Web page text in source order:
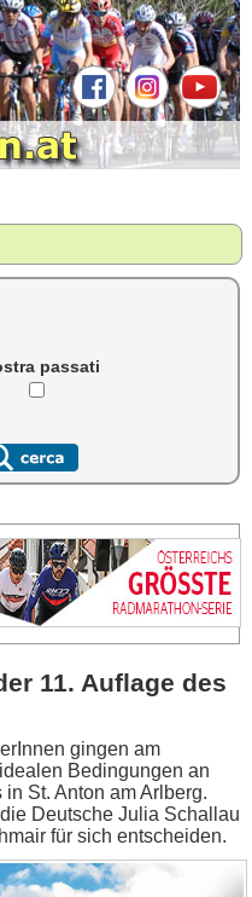
passati
11. Auflage des
gingen am
Bedingungen an
St. Anton am Arlberg.
Deutsche Julia Schallau
für sich entscheiden.